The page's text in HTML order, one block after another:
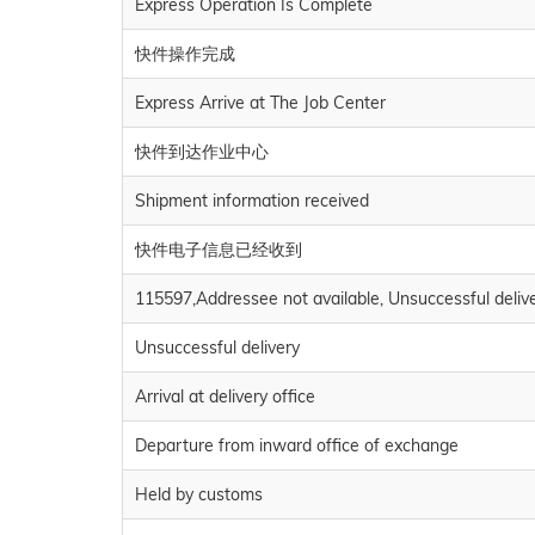
Express Operation Is Complete
快件操作完成
Express Arrive at The Job Center
快件到达作业中心
Shipment information received
快件电子信息已经收到
115597,Addressee not available, Unsuccessful
Unsuccessful delivery
Arrival at delivery office
Departure from inward office of exchange
Held by customs